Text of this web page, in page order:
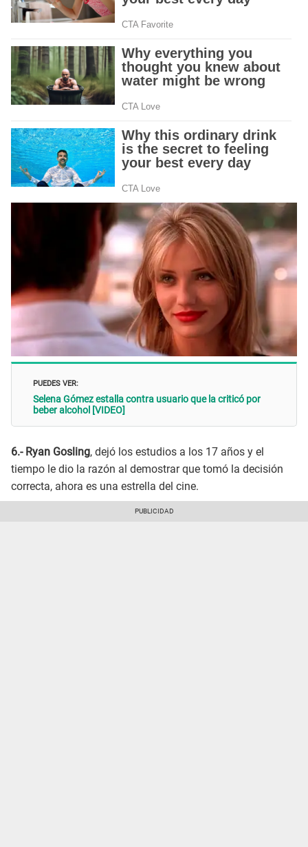
PUEDES VER:
Selena Gómez estalla contra usuario que la criticó por
beber alcohol [VIDEO]
6.- Ryan Gosling, dejó los estudios a los 17 años y el
tiempo le dio la razón al demostrar que tomó la decisión
correcta, ahora es una estrella del cine.